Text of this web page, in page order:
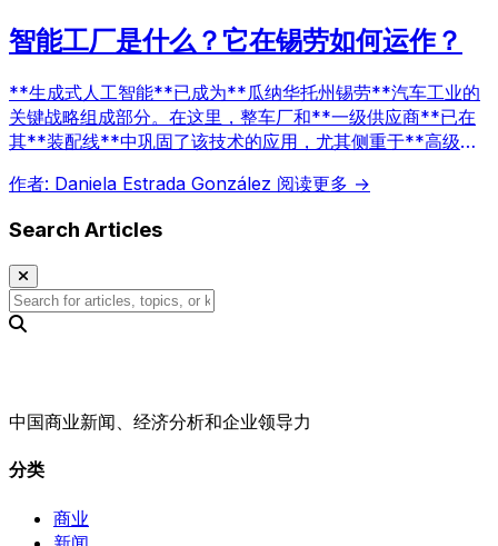
智能工厂是什么？它在锡劳如何运作？
**生成式人工智能**已成为**瓜纳华托州锡劳**汽车工业的
关键战略组成部分。在这里，整车厂和**一级供应商**已在
其**装配线**中巩固了该技术的应用，尤其侧重于**高级预
运营成本以及应对**T-MEC**挑战和向**智能出行**转型
作者: Daniela Estrada González 阅读更多 →
Search Articles
中国商业新闻、经济分析和企业领导力
分类
商业